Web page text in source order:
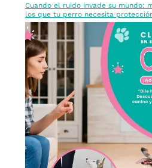
Cuando el ruido invade su mundo:
los que tu perro necesita